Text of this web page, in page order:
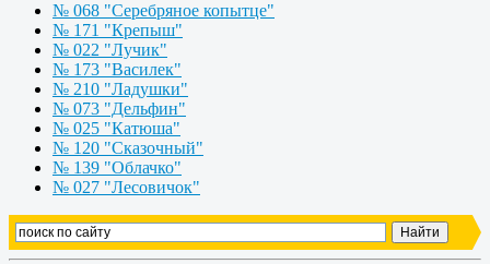
№ 068 "Серебряное копытце"
№ 171 "Крепыш"
№ 022 "Лучик"
№ 173 "Василек"
№ 210 "Ладушки"
№ 073 "Дельфин"
№ 025 "Катюша"
№ 120 "Сказочный"
№ 139 "Облачко"
№ 027 "Лесовичок"